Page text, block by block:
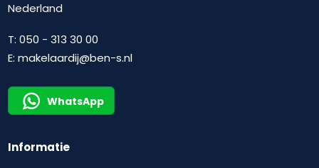
Nederland
T:050 - 313 30 00
E:makelaardij@ben-s.nl
WhatsApp
Informatie